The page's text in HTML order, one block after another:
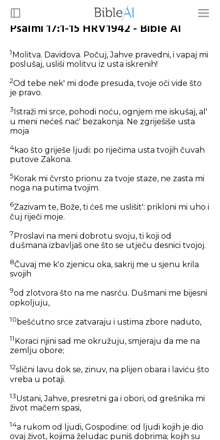
Psalmi 17:1-15 HRV1942 - Bible AI
1Molitva. Davidova. Počuj, Jahve pravedni, i vapaj mi
poslušaj, usliši molitvu iz usta iskrenih!
2Od tebe nek' mi dođe presuda, tvoje oči vide što
je pravo.
3 Istraži mi srce, pohodi noću, ognjem me iskušaj, al'
u meni nećeš nać' bezakonja. Ne zgriješiše usta
moja
4kao što griješe ljudi: po riječima usta tvojih čuvah
putove Zakona.
5 Korak mi čvrsto prionu za tvoje staze, ne zasta mi
noga na putima tvojim.
6Zazivam te, Bože, ti ćeš me uslišit': prikloni mi uho i
čuj riječi moje.
7Proslavi na meni dobrotu svoju, ti koji od
dušmana izbavljaš one što se utječu desnici tvojoj.
8Čuvaj me k'o zjenicu oka, sakrij me u sjenu krila
svojih
9od zlotvora što na me nasrću. Dušmani me bijesni
opkoljuju,
10bešćutno srce zatvaraju i ustima zbore naduto,
11 Koraci njini sad me okružuju, smjeraju da me na
zemlju obore;
12slični lavu dok se, zinuv, na plijen obara i laviću što
vreba u potaji.
13Ustani, Jahve, presretni ga i obori, od grešnika mi
život mačem spasi,
14a rukom od ljudi, Gospodine: od ljudi kojih je dio
ovaj život, kojima želudac puniš dobrima; kojih su